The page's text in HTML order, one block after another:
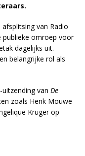
van Radio
omroep voor
dagelijks uit.
belangrijke rol als
van De
zoals Henk Mouwe
Krüger op